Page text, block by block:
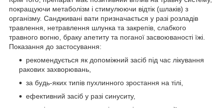
покращуючи метаболізм і стимулюючи відтік (шлаків) з
організму. Сандживані вати призначається у разі розладів
травлення, нетравлення шлунка та закрепів, слабкого
травного вогню, браку апетиту та поганої засвоюваності їжі.
Показання до застосування:
рекомендується як допоміжний засіб під час лікування
ракових захворювань,
за будь-яких типів пухлинного зростання на тілі,
ефективний засіб у разі синуситу,